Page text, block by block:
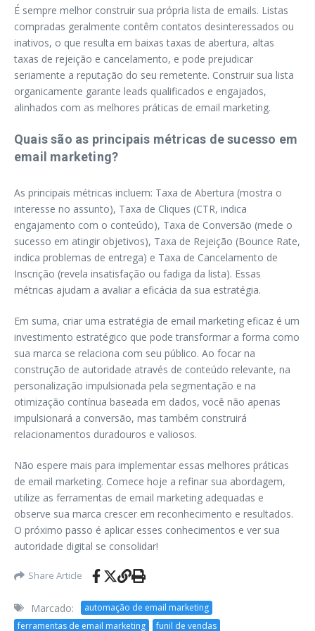
É sempre melhor construir sua própria lista de emails. Listas
compradas geralmente contêm contatos desinteressados ou
inativos, o que resulta em baixas taxas de abertura, altas
taxas de rejeição e cancelamento, e pode prejudicar
seriamente a reputação do seu remetente. Construir sua lista
organicamente garante leads qualificados e engajados,
alinhados com as melhores práticas de email marketing.
Quais são as principais métricas de sucesso em
email marketing?
As principais métricas incluem: Taxa de Abertura (mostra o
interesse no assunto), Taxa de Cliques (CTR, indica
engajamento com o conteúdo), Taxa de Conversão (mede o
sucesso em atingir objetivos), Taxa de Rejeição (Bounce Rate,
indica problemas de entrega) e Taxa de Cancelamento de
Inscrição (revela insatisfação ou fadiga da lista). Essas
métricas ajudam a avaliar a eficácia da sua estratégia.
Em suma, criar uma estratégia de email marketing eficaz é um
investimento estratégico que pode transformar a forma como
sua marca se relaciona com seu público. Ao focar na
construção de autoridade através de conteúdo relevante, na
personalização impulsionada pela segmentação e na
otimização contínua baseada em dados, você não apenas
impulsionará a conversão, mas também construirá
relacionamentos duradouros e valiosos.
Não espere mais para implementar essas melhores práticas
de email marketing. Comece hoje a refinar sua abordagem,
utilize as ferramentas de email marketing adequadas e
observe sua marca crescer em reconhecimento e resultados.
O próximo passo é aplicar esses conhecimentos e ver sua
autoridade digital se consolidar!
Share Article
Marcado:
automação de email marketing
ferramentas de email marketing
funil de vendas